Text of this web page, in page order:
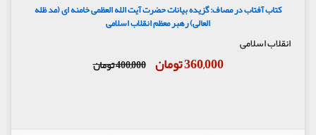
کتاب آفتاب در مصاف: گزیده بیانات حضرت آیت الله العظمی خامنه ای (مد ظله
العالی) رهبر معظم انقلاب اسلامی
انقلاب اسلامی
360,000 تومان 400,000 تومان